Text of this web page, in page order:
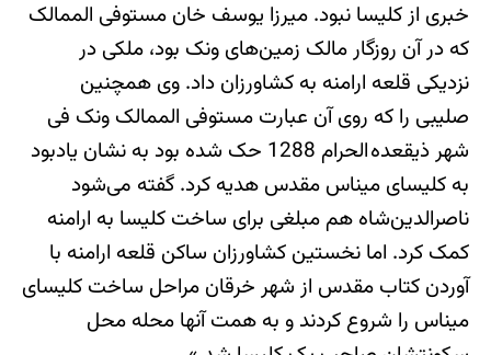
خبری از کلیسا نبود. میرزا یوسف خان مستوفی الممالک
که در آن روزگار مالک زمین‌های ونک بود، ملکی در
نزدیکی قلعه ارامنه به کشاورزان داد. وی همچنین
صلیبی را که روی آن عبارت مستوفی‌ الممالک ونک فی
شهر ذیقعده الحرام 1288 حک شده بود به نشان یادبود
به کلیسای میناس مقدس هدیه کرد. گفته می‌شود
ناصرالدین‌شاه هم مبلغی برای ساخت کلیسا به ارامنه
کمک کرد. اما نخستین کشاورزان ساکن قلعه ارامنه با
آوردن کتاب مقدس از شهر خرقان مراحل ساخت کلیسای
میناس را شروع کردند و به همت آنها محله محل